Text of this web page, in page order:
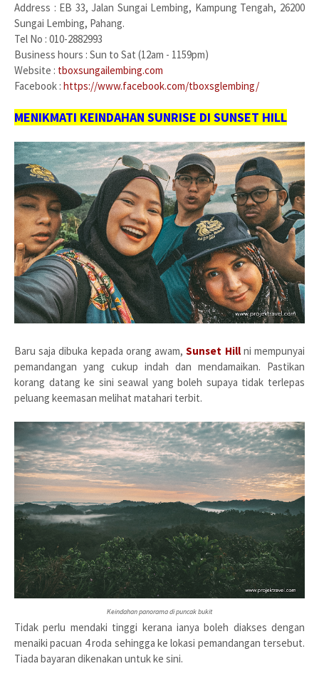
Address : EB 33, Jalan Sungai Lembing, Kampung Tengah, 26200
Sungai Lembing, Pahang.
Tel No : 010-2882993
Business hours : Sun to Sat (12am - 1159pm)
Website : tboxsungailembing.com
Facebook : https://www.facebook.com/tboxsglembing/
MENIKMATI KEINDAHAN SUNRISE DI SUNSET HILL
Baru saja dibuka kepada orang awam,Sunset Hill ni mempunyai
pemandangan yang cukup indah dan mendamaikan. Pastikan
korang datang ke sini seawal yang boleh supaya tidak terlepas
peluang keemasan melihat matahari terbit.
Keindahan panorama di puncak bukit
Tidak perlu mendaki tinggi kerana ianya boleh diakses dengan
menaiki pacuan 4 roda sehingga ke lokasi pemandangan tersebut.
Tiada bayaran dikenakan untuk ke sini.